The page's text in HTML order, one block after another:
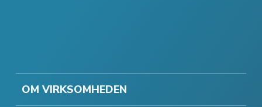
OM VIRKSOMHEDEN